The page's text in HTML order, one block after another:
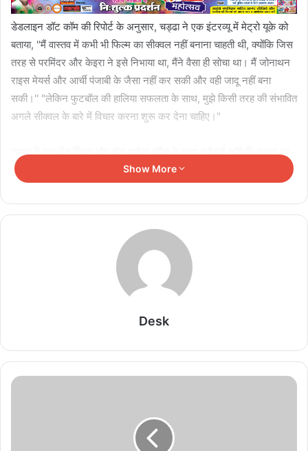
डेडलाइन डॉट कॉम की रिपोर्ट के अनुसार, चड्ढा ने एक इंटरव्यू में मेट्रो यूके को
बताया, ''मैं वास्तव में कभी भी फिल्म का सीक्वल नहीं बनाना चाहती थी, क्योंकि जिस
तरह से परमिंदर और केइरा ने इसे निभाया था, मैंने वैसा ही सोचा था। मैं जोनाथन
राइस मेयर्स और आर्ची पंजाबी के जैसा नहीं कर सकी और वही जादू नहीं बना
सकी।'' "लेकिन फुटबॉल की हालिया सफलता के साथ, मुझे किसी तरह की संभावित
अगले सीक्वल के बारे में विचार करना शुरू कर देना चाहिए।"
सह-लेखन किया। फिल्म में जोनाथन राइस मेयर्स, अनुपम खेर, जूलियट
स्टीवेन्सन, शेजने लुईस और आर्ची पंजाबी ने भी अभिनय किया।
टॉप एक्टर पर प्राइवेट डिटेक्टिव का बड़ा दावा, शादी और रिश्ते
को लेकर खुलासा
August 7, 2026
₹370 बिरयानी विवाद के बाद कॉमेडियन प्रणीत मोरे की
वापसी
August 7, 2026
August 7, 2026
Show More
Desk